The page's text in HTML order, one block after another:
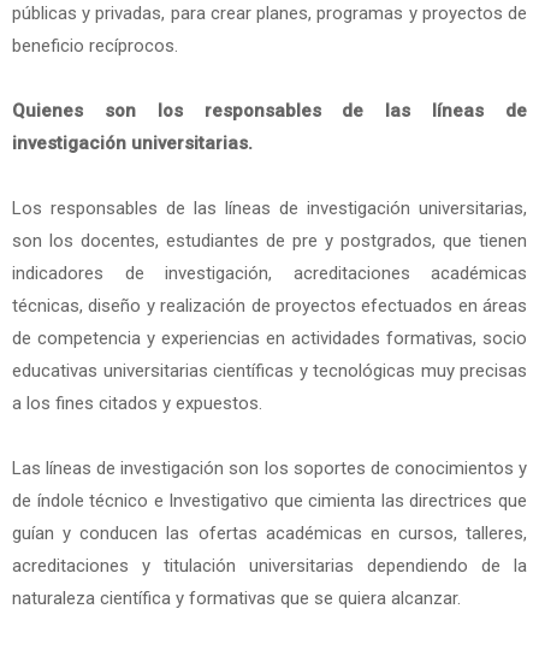
públicas y privadas, para crear planes, programas y proyectos de
beneficio recíprocos.
Quienes son los responsables de las líneas de
investigación universitarias.
Los responsables de las líneas de investigación universitarias,
son los docentes, estudiantes de pre y postgrados, que tienen
indicadores de investigación, acreditaciones académicas
técnicas, diseño y realización de proyectos efectuados en áreas
de competencia y experiencias en actividades formativas, socio
educativas universitarias científicas y tecnológicas muy precisas
a los fines citados y expuestos.
Las líneas de investigación son los soportes de conocimientos y
de índole técnico e Investigativo que cimienta las directrices que
guían y conducen las ofertas académicas en cursos, talleres,
acreditaciones y titulación universitarias dependiendo de la
naturaleza científica y formativas que se quiera alcanzar.